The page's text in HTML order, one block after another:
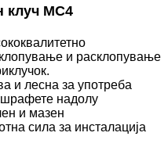
клуч MC4
и расклопување
и лесна за употреба
надолу
и мазен
сила за инсталација